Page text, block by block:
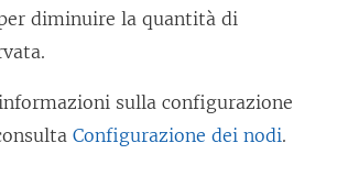
diminuire la quantità di
sulla configurazione
Configurazione dei nodi.